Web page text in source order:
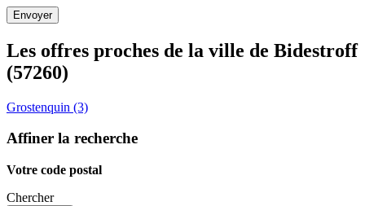
Les offres proches de la ville de Bidestroff
(57260)
Grostenquin (3)
Affiner la recherche
Votre code postal
Chercher